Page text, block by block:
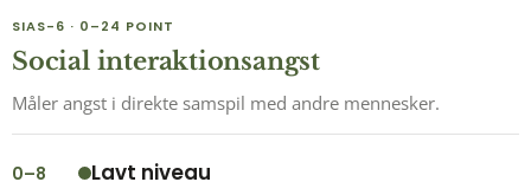
SIAS-6 · 0–24 POINT
Social interaktionsangst
Måler angst i direkte samspil med andre mennesker.
0–8 Lavt niveau